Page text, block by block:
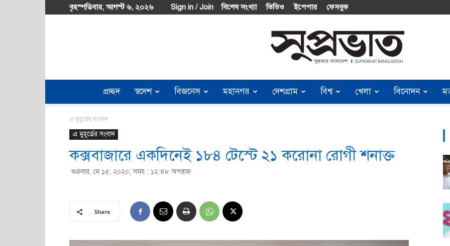
বৃহস্পতিবার, আগস্ট ৬, ২০২৬ Sign in / Join বিশেষ সংখ্যা ভিডিও ইপেপার ফেসবুক
Suprobhat
Bangladesh
প্রচ্ছদ স্বদেশ বিজনেস মহানগর দেশগ্রাম বিশ্ব খেলা বিনোদন
এ মুহূর্তের সংবাদ
এ মুহূর্তের সংবাদ
কক্সবাজারে একদিনেই ১৮৪ টেস্টে ২১ করোনা রোগী শনাক্ত
শুক্রবার, মে ১৫, ২০২০; সময় : ১২:৪৮ অপরাহ্ণ
Share